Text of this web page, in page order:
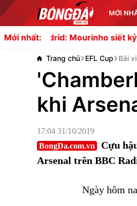
MỚI
Mới nhất:siết kỷ luật Carrick bật
Trang chủ EFL Cup Bài
khi
17:04 31/10/2019
BongDa.com.vn
Cựu
Arsenal trên BBC
Ngày hôm